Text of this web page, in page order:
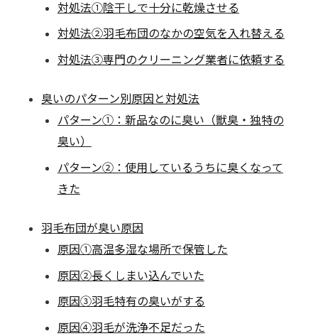
対処法①陰干しで十分に乾燥させる
対処法②羽毛布団のなかの空気を入れ替える
対処法③専門のクリーニング業者に依頼する
臭いのパターン別原因と対処法
パターン①：新品なのに臭い（獣臭・独特の
臭い）
パターン②：使用しているうちに臭くなって
きた
羽毛布団が臭い原因
原因①高温多湿な場所で保管した
原因②長くしまい込んでいた
原因③羽毛特有の臭いがする
原因④羽毛が洗浄不足だった